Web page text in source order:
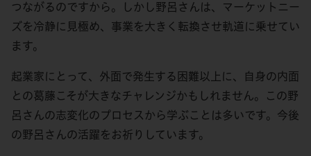
つながるのですから。しかし野呂さんは、マーケットニー
ズを冷静に見極め、事業を大きく転換させ軌道に乗せてい
ます。
起業家にとって、外面で発生する困難以上に、自身の内面
との葛藤こそが大きなチャレンジかもしれません。この野
呂さんの志変化のプロセスから学ぶことは多いです。今後
の野呂さんの活躍をお祈りしています。